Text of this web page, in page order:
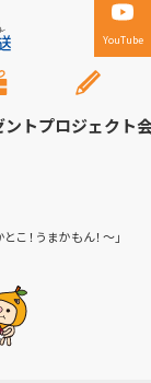
YouTube
ントプロジェクト
！うまかもん！～」